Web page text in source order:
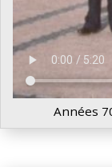
Années